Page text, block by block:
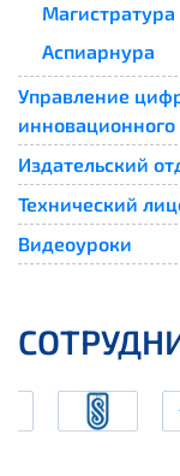
Магистратура
Аспиарнура
Управление
инновационного
Издательский
Технический
Видеоуроки